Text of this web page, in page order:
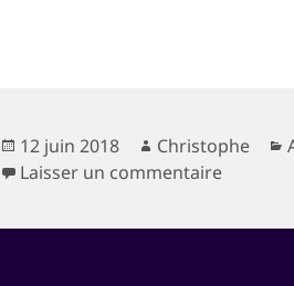
Publié
le
12 juin 2018 Auteur
Christophe
Laisser un commentairesur Bloc